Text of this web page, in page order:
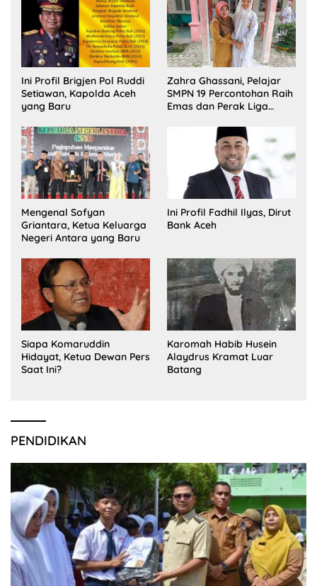
Ini Profil Brigjen Pol Ruddi
Setiawan, Kapolda Aceh
yang Baru
Zahra Ghassani, Pelajar
SMPN 19 Percontohan Raih
Emas dan Perak Liga
Mengenal Sofyan
Griantara, Ketua Keluarga
Negeri Antara yang Baru
Ini Profil Fadhil Ilyas, Dirut
Bank Aceh
Siapa Komaruddin
Hidayat, Ketua Dewan Pers
Saat Ini?
Karomah Habib Husein
Alaydrus Kramat Luar
Batang
PENDIDIKAN